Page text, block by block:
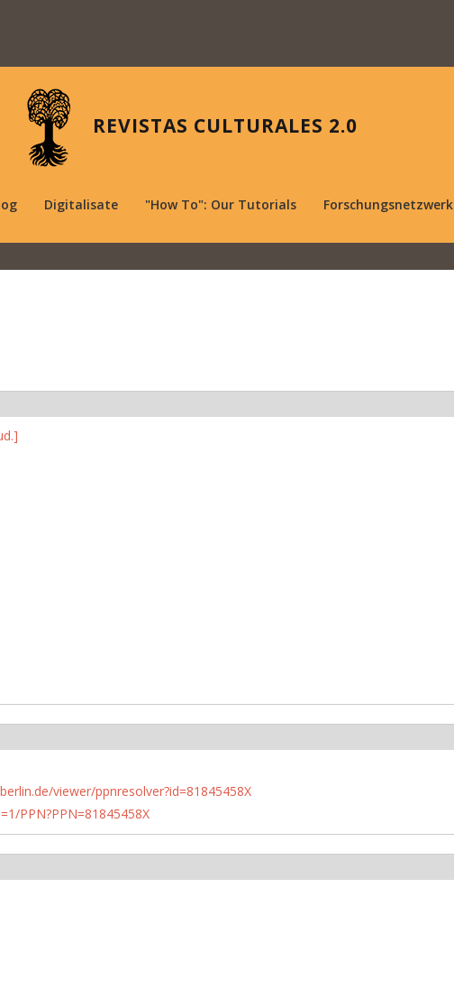
REVISTAS CULTURALES 2.0
Digitalisate "How To": Our Tutorials Forschungsnetzwerk
viewer/ppnresolver?id=81845458X
PPN?PPN=81845458X